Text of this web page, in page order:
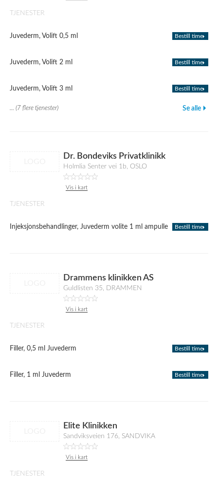
TJENESTER
Juvederm, Volift 0,5 ml Bestill time
Juvederm, Volift 2 ml Bestill time
Juvederm, Volift 3 ml Bestill time
... (7 flere tjenester) Se alle
Dr. Bondeviks Privatklinikk
Holmlia Senter vei 1b, OSLO
Vis i kart
TJENESTER
Injeksjonsbehandlinger, Juvederm volite 1 ml ampulle Bestill time
Drammens klinikken AS
Guldlisten 35, DRAMMEN
Vis i kart
TJENESTER
Filler, 0,5 ml Juvederm Bestill time
Filler, 1 ml Juvederm Bestill time
Elite Klinikken
Sandviksveien 176, SANDVIKA
Vis i kart
TJENESTER